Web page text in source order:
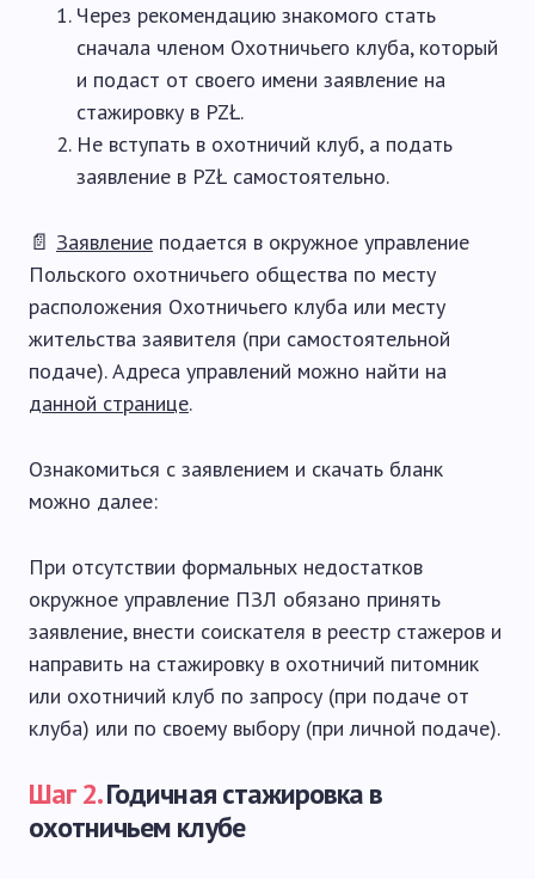
Через рекомендацию знакомого стать
сначала членом Охотничьего клуба, который
и подаст от своего имени заявление на
стажировку в PZŁ.
Не вступать в охотничий клуб, а подать
заявление в PZŁ самостоятельно.
📄 Заявление подается в окружное управление
Польского охотничьего общества по месту
расположения Охотничьего клуба или месту
жительства заявителя (при самостоятельной
подаче). Адреса управлений можно найти на
данной странице.
Ознакомиться с заявлением и скачать бланк
можно далее:
При отсутствии формальных недостатков
окружное управление ПЗЛ обязано принять
заявление, внести соискателя в реестр стажеров и
направить на стажировку в охотничий питомник
или охотничий клуб по запросу (при подаче от
клуба) или по своему выбору (при личной подаче).
Шаг 2.Годичная стажировка в
охотничьем клубе